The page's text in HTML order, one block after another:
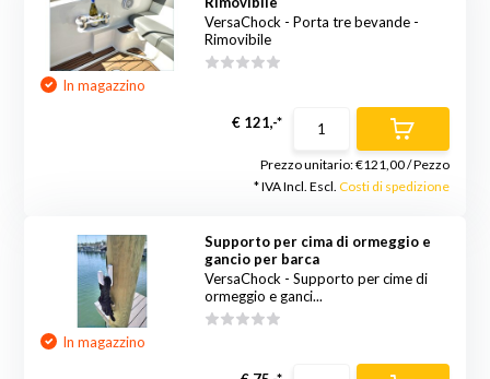
VersaChock - Porta tre bevande -
Rimovibile
In magazzino
€ 121,-*
Prezzo unitario:€121,00/Pezzo
* IVA Incl. Escl. Costi di spedizione
Supporto per cima di ormeggio e
gancio per barca
VersaChock - Supporto per cime di
ormeggio e ganci...
In magazzino